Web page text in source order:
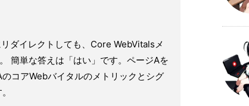
ダイレクトしても、Core WebVitalsメ
簡単な答えは「はい」です。ページAを
コアWebバイタルのメトリックとシグ